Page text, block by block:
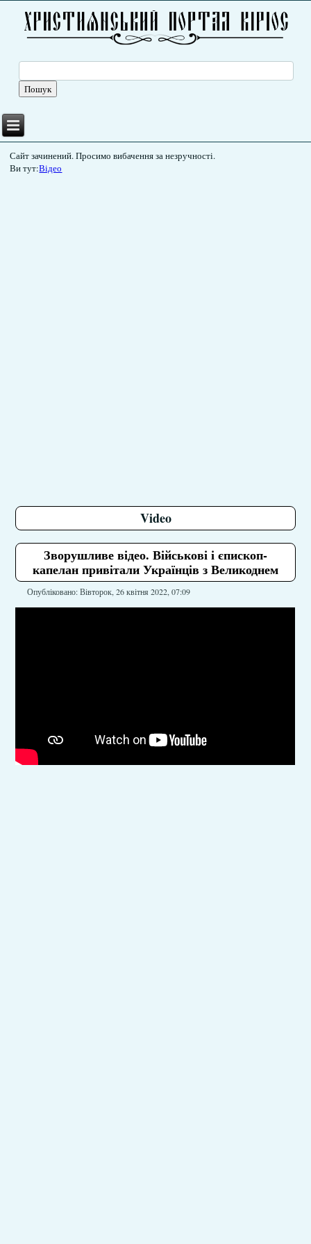
Сайт зачинений. Просимо вибачення за незручності.
Ви тут:Відео
Video
Зворушливе відео. Військові і єпископ-
капелан привітали Українців з Великоднем
Опубліковано: Вівторок, 26 квітня 2022, 07:09